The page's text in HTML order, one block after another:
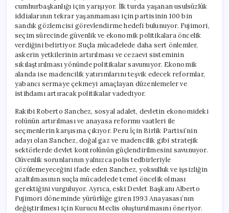
cumhurbaşkanlığı için yarışıyor. İlk turda yaşanan usulsüzlük
iddialarının tekrar yaşanmaması için partisinin 100 bin
sandık gözlemcisi görevlendirme hedefi bulunuyor. Fujimori,
seçim sürecinde güvenlik ve ekonomik politikalara öncelik
verdiğini belirtiyor. Suçla mücadelede daha sert önlemler,
askerin yetkilerinin artırılması ve cezaevi sisteminin
sıkılaştırılması yönünde politikalar savunuyor. Ekonomik
alanda ise madencilik yatırımlarını teşvik edecek reformlar,
yabancı sermaye çekmeyi amaçlayan düzenlemeler ve
istihdamı artıracak politikalar vadediyor.
Rakibi Roberto Sanchez, sosyal adalet, devletin ekonomideki
rolünün artırılması ve anayasa reformu vaatleri ile
seçmenlerin karşısına çıkıyor. Peru İçin Birlik Partisi’nin
adayı olan Sanchez, doğal gaz ve madencilik gibi stratejik
sektörlerde devlet kontrolünün güçlendirilmesini savunuyor.
Güvenlik sorunlarının yalnızca polis tedbirleriyle
çözülemeyeceğini ifade eden Sanchez, yoksulluk ve işsizliğin
azaltılmasının suçla mücadelede temel öncelik olması
gerektiğini vurguluyor. Ayrıca, eski Devlet Başkanı Alberto
Fujimori döneminde yürürlüğe giren 1993 Anayasası’nın
değiştirilmesi için Kurucu Meclis oluşturulmasını öneriyor.